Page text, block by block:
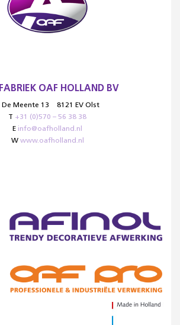
OAF HOLLAND BV
De Meente 13
8121 EV Olst
T +31 (0)570 – 56 38 38
E info@oafholland.nl
W www.oafholland.nl